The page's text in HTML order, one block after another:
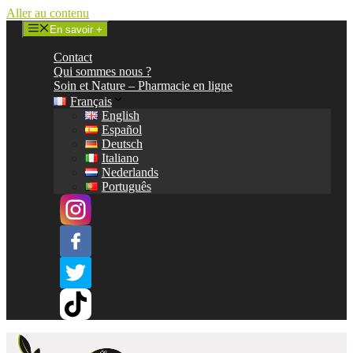
Aller au contenu
En savoir +
Contact
Qui sommes nous ?
Soin et Nature – Pharmacie en ligne
Français
English
Español
Deutsch
Italiano
Nederlands
Português